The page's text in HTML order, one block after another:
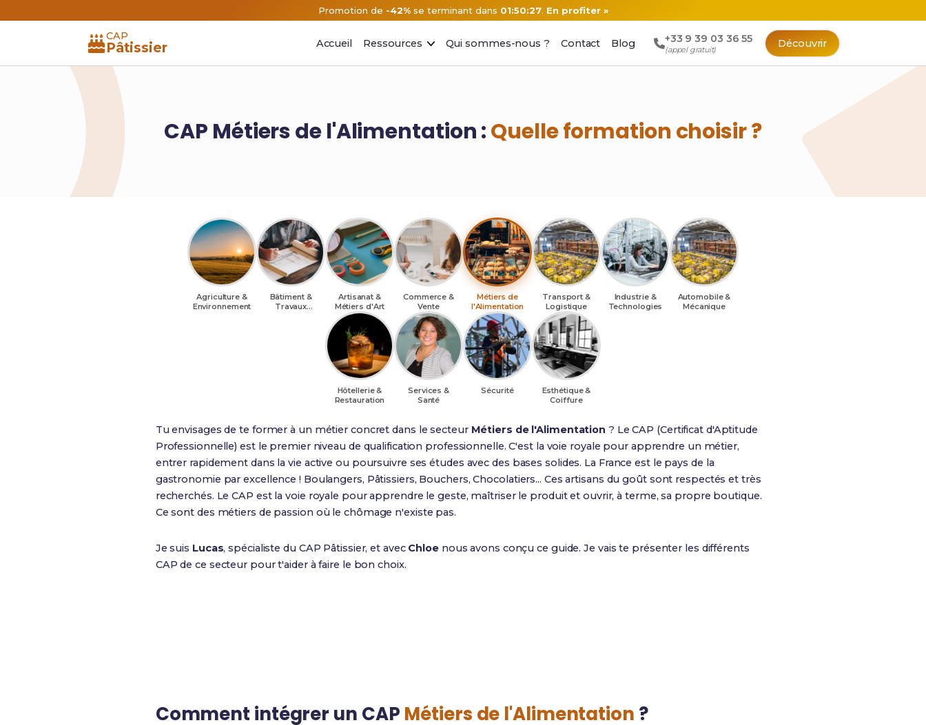
Promotion de -42%se terminant dans 01:50:26. En profiter »
CAP
Pâtissier Accueil Ressources Qui sommes-nous ? Contact Blog +33 9 39 03 36 55
(appel gratuit)
Découvrir
CAP Métiers de l'Alimentation :Quelle formation choisir ?
Agriculture &
Environnement
Bâtiment &
Travaux
Artisanat &
Métiers d'Art
Commerce &
Vente
Métiers de
l'Alimentation
Transport &
Logistique
Industrie &
Technologies
Automobile &
Mécanique
Hôtellerie &
Restauration
Services &
Santé
Sécurité
Esthétique &
Coiffure
Tu envisages de te former à un métier concret dans le secteur Métiers de l'Alimentation ? Le CAP (Certificat d'Aptitude
Professionnelle) est le premier niveau de qualification professionnelle. C'est la voie royale pour apprendre un métier,
entrer rapidement dans la vie active ou poursuivre ses études avec des bases solides. La France est le pays de la
gastronomie par excellence ! Boulangers, Pâtissiers, Bouchers, Chocolatiers... Ces artisans du goût sont respectés et très
recherchés. Le CAP est la voie royale pour apprendre le geste, maîtriser le produit et ouvrir, à terme, sa propre boutique.
Ce sont des métiers de passion où le chômage n'existe pas.
Je suis Lucas, spécialiste du CAP Pâtissier, et avec Chloenous avons conçu ce guide. Je vais te présenter les différents
CAP de ce secteur pour t'aider à faire le bon choix.
Comment intégrer un CAP Métiers de l'Alimentation ?